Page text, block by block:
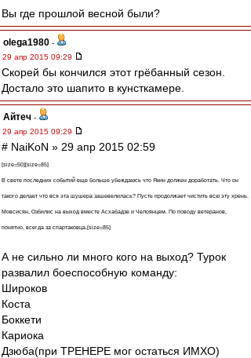
Вы где прошлой весной были?
olega1980 -
29 апр 2015 09:29
Скорей бы кончился этот грёбанный сезон.
Достало это шапито в кунсткамере.
Айтеч -
29 апр 2015 09:29
# NaiKoN » 29 апр 2015 02:59
[size=50][size=85]
В свете последних событий еще больше убеждаюсь что Якин должен доработать. Что он
такого делает что вся эта шушера зашевелилась? Пусть продолжает чистить всю эту хрень.
Мовсисян, Озбилис на выход вместе Асхабадзе и Челоянцем. По поводу ветеранов,
понятно, всегда за спартаковца.[size=85]
А не сильно ли много кого на выход? Турок
развалил боеспособную команду:
Широков
Коста
Боккети
Кариока
Дзюба(при ТРЕНЕРЕ мог остаться ИМХО)